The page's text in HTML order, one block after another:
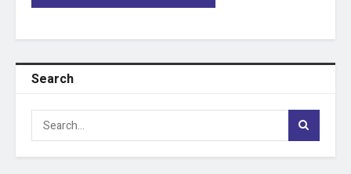
Search